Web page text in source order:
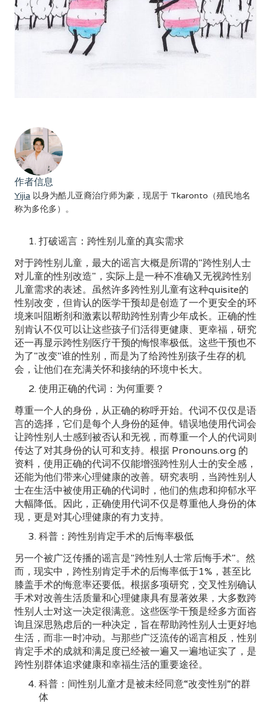
作者信息
Yijia 以身为酷儿亚裔治疗师为豪，现居于 Tkaronto（殖民地名
称为多伦多）。
打破谣言：跨性别儿童的真实需求
对于跨性别儿童，最大的谣言大概是所谓的"跨性别人士
对儿童的性别改造"，实际上是一种不准确又无视跨性别
儿童需求的表述。虽然许多跨性别儿童有这种quisite的
性别改变，但肯认的医学干预却是创造了一个更安全的环
境来叫阻断剂和激素以帮助跨性别青少年成长。正确的性
别肯认不仅可以让这些孩子们活得更健康、更幸福，研究
还一再显示跨性别医疗干预的悔恨率极低。这些干预也不
为了"改变"谁的性别，而是为了给跨性别孩子生存的机
会，让他们在充满关怀和接纳的环境中长大。
使用正确的代词：为何重要？
尊重一个人的身份，从正确的称呼开始。代词不仅仅是语
言的选择，它们是每个人身份的延伸。错误地使用代词会
让跨性别人士感到被否认和无视，而尊重一个人的代词则
传达了对其身份的认可和支持。根据 Pronouns.org 的
资料，使用正确的代词不仅能增强跨性别人士的安全感，
还能为他们带来心理健康的改善。研究表明，当跨性别人
士在生活中被使用正确的代词时，他们的焦虑和抑郁水平
大幅降低。因此，正确使用代词不仅是尊重他人身份的体
现，更是对其心理健康的有力支持。
科普：跨性别肯定手术的后悔率极低
另一个被广泛传播的谣言是"跨性别人士常后悔手术"。然
而，现实中，跨性别肯定手术的后悔率低于1%，甚至比
膝盖手术的悔意率还要低。根据多项研究，交叉性别确认
手术对改善生活质量和心理健康具有显著效果，大多数跨
性别人士对这一决定很满意。这些医学干预是经多方面咨
询且深思熟虑后的一种决定，旨在帮助跨性别人士更好地
生活，而非一时冲动。与那些广泛流传的谣言相反，性别
肯定手术的成就和满足度已经被一遍又一遍地证实了，是
跨性别群体追求健康和幸福生活的重要途径。
科普：间性别儿童才是被未经同意“改变性别”的群
体